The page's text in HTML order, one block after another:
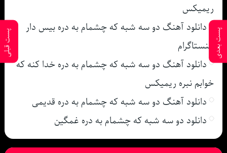
پست بعدی پست قبلی
ریمیکس
دانلود آهنگ دو سه شبه که چشمام به دره بیس دار
اینستاگرام
دانلود آهنگ دو سه شبه که چشمام به دره خدا کنه که
خوابم نبره ریمیکس
دانلود آهنگ دو سه شبه که چشمام به دره قدیمی
دانلود دو سه شبه که چشمام به دره غمگین